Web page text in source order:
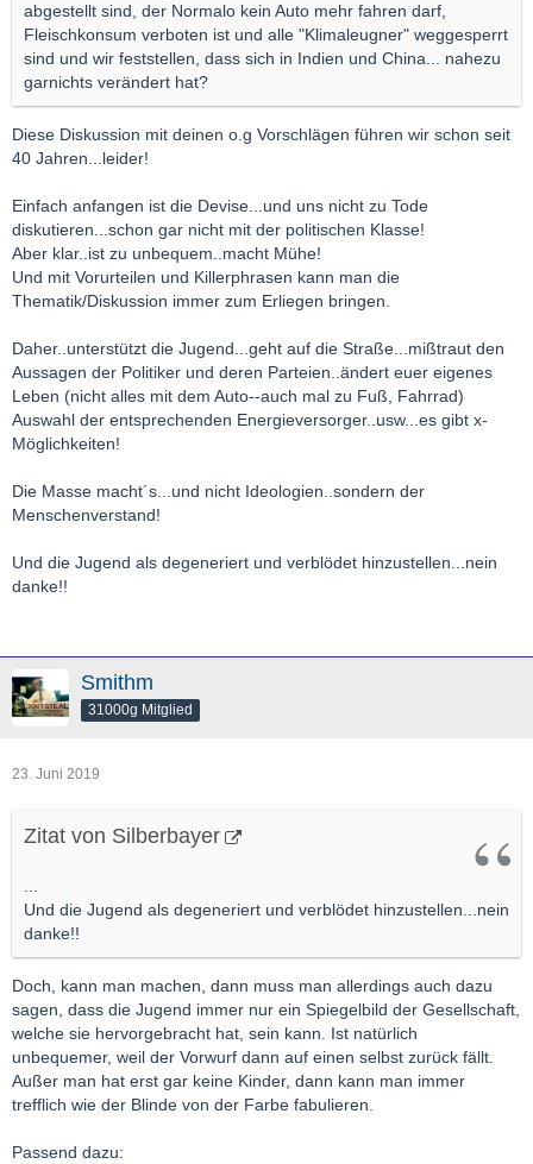
abgestellt sind, der Normalo kein Auto mehr fahren darf,
Fleischkonsum verboten ist und alle "Klimaleugner" weggesperrt
sind und wir feststellen, dass sich in Indien und China... nahezu
garnichts verändert hat?
Diese Diskussion mit deinen o.g Vorschlägen führen wir schon seit
40 Jahren...leider!
Einfach anfangen ist die Devise...und uns nicht zu Tode
diskutieren...schon gar nicht mit der politischen Klasse!
Aber klar..ist zu unbequem..macht Mühe!
Und mit Vorurteilen und Killerphrasen kann man die
Thematik/Diskussion immer zum Erliegen bringen.
Daher..unterstützt die Jugend...geht auf die Straße...mißtraut den
Aussagen der Politiker und deren Parteien..ändert euer eigenes
Leben (nicht alles mit dem Auto--auch mal zu Fuß, Fahrrad)
Auswahl der entsprechenden Energieversorger..usw...es gibt x-
Möglichkeiten!
Die Masse macht´s...und nicht Ideologien..sondern der
Menschenverstand!
Und die Jugend als degeneriert und verblödet hinzustellen...nein
danke!!
Smithm
31000g Mitglied
23. Juni 2019
Zitat von Silberbayer
Und die Jugend als degeneriert und verblödet hinzustellen...nein
danke!!
Doch, kann man machen, dann muss man allerdings auch dazu
sagen, dass die Jugend immer nur ein Spiegelbild der Gesellschaft,
welche sie hervorgebracht hat, sein kann. Ist natürlich
unbequemer, weil der Vorwurf dann auf einen selbst zurück fällt.
Außer man hat erst gar keine Kinder, dann kann man immer
trefflich wie der Blinde von der Farbe fabulieren.
Passend dazu: